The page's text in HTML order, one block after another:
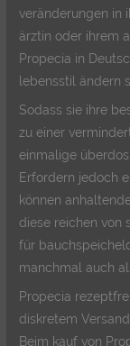
veränderungen in
ärztin oder ihrem
Propecia in
lebensstil ändern
Sodass sie ihre
zu einer
einmalige
Erfordern jedoch
können
diese reichen von
für
manchmal auch
Propecia
diskretem Versand
Beim kauf von